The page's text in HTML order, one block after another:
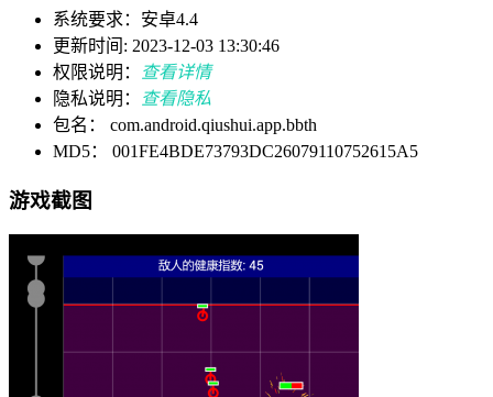
系统要求：安卓4.4
更新时间: 2023-12-03 13:30:46
权限说明：
查看详情
隐私说明：
查看隐私
包名： com.android.qiushui.app.bbth
MD5： 001FE4BDE73793DC26079110752615A5
游戏截图